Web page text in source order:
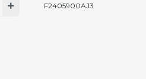
F2405900AJ3